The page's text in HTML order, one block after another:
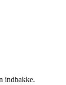
indbakke.